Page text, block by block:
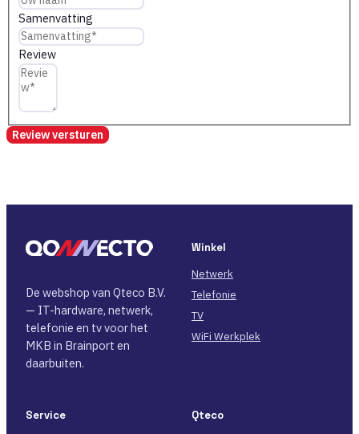
Samenvatting
Review
Review versturen
De webshop van Qteco B.V.
— IT-hardware, netwerk,
telefonie en tv voor het
MKB in Brainport en
daarbuiten.
Winkel
Netwerk
Telefonie
TV
WiFi Werkplek
Service
Qteco